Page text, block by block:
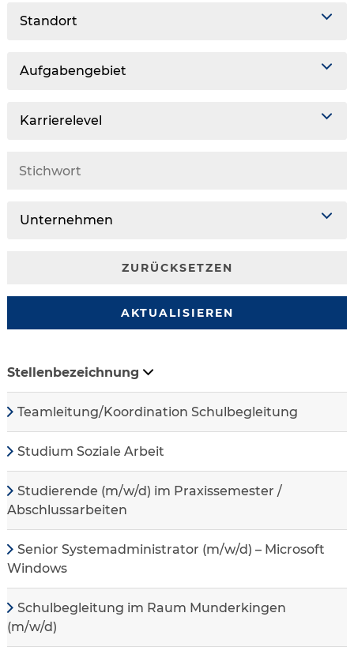
Standort
Aufgabengebiet
Karrierelevel
Unternehmen
ZURÜCKSETZEN
AKTUALISIEREN
Stellenbezeichnung
Teamleitung/Koordination Schulbegleitung
Studium Soziale Arbeit
Studierende (m/w/d) im Praxissemester /
Abschlussarbeiten
Senior Systemadministrator (m/w/d) – Microsoft
Windows
Schulbegleitung im Raum Munderkingen
(m/w/d)